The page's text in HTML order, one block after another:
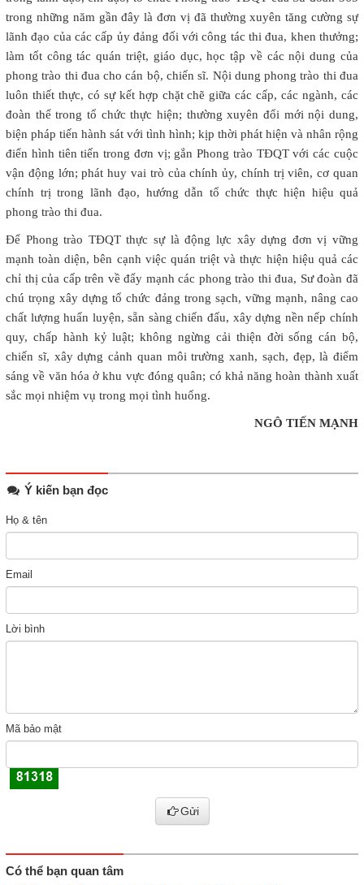
trong những năm gần đây là đơn vị đã thường xuyên tăng cường sự
lãnh đạo của các cấp ủy đảng đối với công tác thi đua, khen thưởng;
làm tốt công tác quán triệt, giáo dục, học tập về các nội dung của
phong trào thi đua cho cán bộ, chiến sĩ. Nội dung phong trào thi đua
luôn thiết thực, có sự kết hợp chặt chẽ giữa các cấp, các ngành, các
đoàn thể trong tổ chức thực hiện; thường xuyên đổi mới nội dung,
biện pháp tiến hành sát với tình hình; kịp thời phát hiện và nhân rộng
điển hình tiên tiến trong đơn vị; gắn Phong trào TĐQT với các cuộc
vận động lớn; phát huy vai trò của chính ủy, chính trị viên, cơ quan
chính trị trong lãnh đạo, hướng dẫn tổ chức thực hiện hiệu quả
phong trào thi đua.
Để Phong trào TĐQT thực sự là động lực xây dựng đơn vị vững
mạnh toàn diện, bên cạnh việc quán triệt và thực hiện hiệu quả các
chỉ thị của cấp trên về đẩy mạnh các phong trào thi đua, Sư đoàn đã
chú trọng xây dựng tổ chức đảng trong sạch, vững mạnh, nâng cao
chất lượng huấn luyện, sẵn sàng chiến đấu, xây dựng nền nếp chính
quy, chấp hành kỷ luật; không ngừng cải thiện đời sống cán bộ,
chiến sĩ, xây dựng cảnh quan môi trường xanh, sạch, đẹp, là điểm
sáng về văn hóa ở khu vực đóng quân; có khả năng hoàn thành xuất
sắc mọi nhiệm vụ trong mọi tình huống.
NGÔ TIẾN MẠNH
Ý kiến bạn đọc
Họ & tên
Email
Lời bình
Mã bảo mật
Gửi
Có thể bạn quan tâm